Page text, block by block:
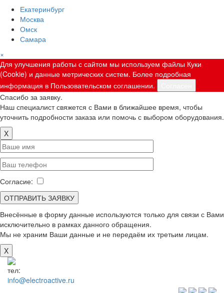
Екатеринбург
Москва
Омск
Самара
×
Для улучшения работы с сайтом мы используем файлы Куки
(Cookie) и данные метрических систем. Более подробная
информация в Пользовательском соглашении.
Спасибо за заявку.
Наш специалист свяжется с Вами в ближайшее время, чтобы
уточнить подробности заказа или помочь с выбором оборудования.
X
Согласие:
Внесённые в форму данные используются только для связи с Вами
исключительно в рамках данного обращения.
Мы не храним Ваши данные и не передаём их третьим лицам.
X
тел:
info@electroactive.ru